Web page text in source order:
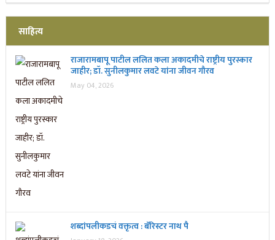
साहित्य
राजारामबापू पाटील ललित कला अकादमीचे राष्ट्रीय पुरस्कार
जाहीर; डॉ. सुनीलकुमार लवटे यांना जीवन गौरव
May 04, 2026
शब्दांपलीकडचं वक्तृत्व : बॅरिस्टर नाथ पै